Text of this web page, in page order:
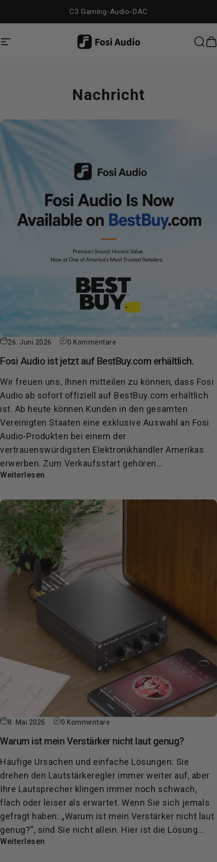
C3 Gaming-Audio-DAC
Seitennavigation Dig Audio
Nachricht
26. Juni 2026 0 Kommentare
Fosi Audio ist jetzt auf BestBuy.com erhältlich.
Wir freuen uns, Ihnen mitteilen zu können, dass Fosi
Audio ab sofort offiziell auf BestBuy.com erhältlich
ist. Ab heute können Kunden in den gesamten
Vereinigten Staaten eine exklusive Auswahl an Fosi
Audio-Produkten bei einem der
vertrauenswürdigsten Elektronikhändler Amerikas
erwerben. Zum Verkaufsstart gehören…
Weiterlesen
8. Mai 2026 0 Kommentare
Warum ist mein Verstärker nicht laut genug?
Häufige Ursachen und einfache Lösungen: Sie
drehen den Lautstärkeregler immer weiter auf, aber
Ihre Lautsprecher klingen immer noch schwach,
flach oder leiser als erwartet. Wenn Sie sich jemals
gefragt haben: „Warum ist mein Verstärker nicht laut
genug?“, sind Sie nicht allein. Hier ist die Lösung…
Weiterlesen